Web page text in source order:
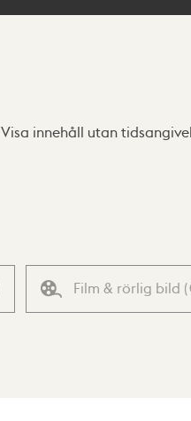
Visa innehåll utan
Film & rörlig bild (